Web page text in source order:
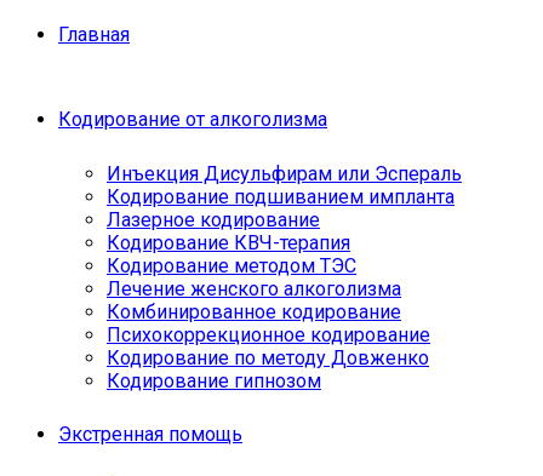
Главная
Кодирование от алкоголизма
Инъекция Дисульфирам или Эспераль
Кодирование подшиванием импланта
Лазерное кодирование
Кодирование КВЧ-терапия
Кодирование методом ТЭС
Лечение женского алкоголизма
Комбинированное кодирование
Психокоррекционное кодирование
Кодирование по методу Довженко
Кодирование гипнозом
Экстренная помощь